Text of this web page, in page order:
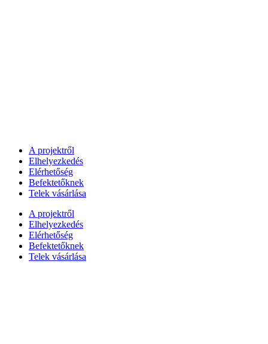
A projektről
Elhelyezkedés
Elérhetőség
Befektetőknek
Telek vásárlása
A projektről
Elhelyezkedés
Elérhetőség
Befektetőknek
Telek vásárlása